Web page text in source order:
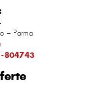
– Parma
804743